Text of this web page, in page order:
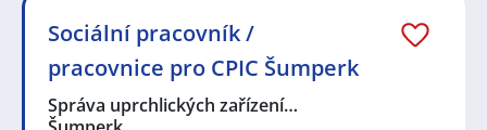
Sociální pracovník /
pracovnice pro CPIC Šumperk
Správa uprchlických zařízení…